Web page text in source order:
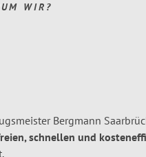
WIR?
Bergmann
schnellen und